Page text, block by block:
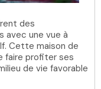
des
avec une vue à
Cette maison de
faire profiter ses
de vie favorable